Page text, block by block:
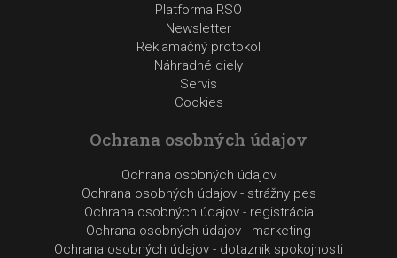
Platforma RSO
Newsletter
Reklamačný protokol
Náhradné diely
Servis
Cookies
Ochrana osobných údajov
Ochrana osobných údajov
Ochrana osobných údajov - strážny pes
Ochrana osobných údajov - registrácia
Ochrana osobných údajov - marketing
Ochrana osobných údajov - dotaznik spokojnosti